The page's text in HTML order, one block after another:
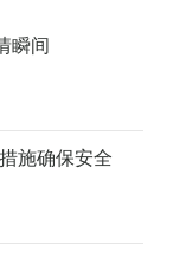
瞬间
施确保安全